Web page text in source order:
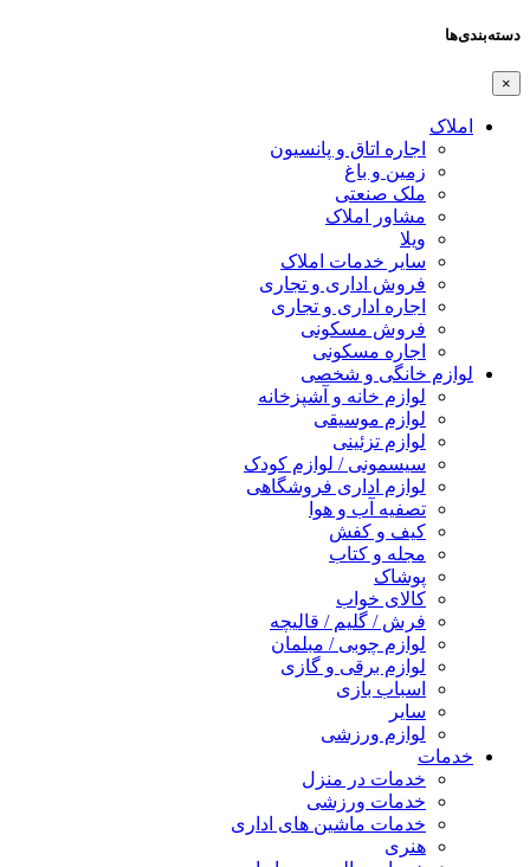
دسته‌بندی‌ها
×
املاک
اجاره اتاق و پانسیون
زمین و باغ
ملک صنعتی
مشاور املاک
ویلا
سایر خدمات املاک
فروش اداری و تجاری
اجاره اداری و تجاری
فروش مسکونی
اجاره مسکونی
لوازم خانگی و شخصی
لوازم خانه و آشپزخانه
لوازم موسیقی
لوازم تزئینی
سیسمونی / لوازم کودک
لوازم اداری فروشگاهی
تصفیه آب و هوا
کیف و کفش
مجله و کتاب
پوشاک
کالای خواب
فرش / گلیم / قالیچه
لوازم چوبی / مبلمان
لوازم برقی و گازی
اسباب بازی
سایر
لوازم ورزشی
خدمات
خدمات در منزل
خدمات ورزشی
خدمات ماشین های اداری
هنری